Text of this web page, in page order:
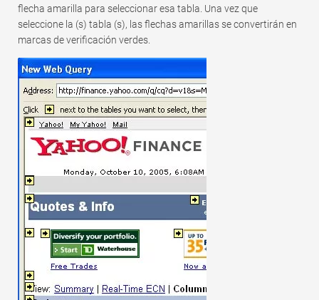
flecha amarilla para seleccionar esa tabla. Una vez que
seleccione la (s) tabla (s), las flechas amarillas se convertirán en
marcas de verificación verdes.